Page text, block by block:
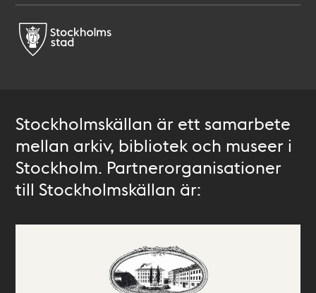
Stockholmskällan är ett samarbete
mellan arkiv, bibliotek och museer i
Stockholm. Partnerorganisationer
till Stockholmskällan är: